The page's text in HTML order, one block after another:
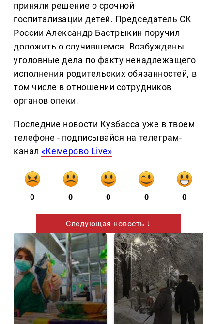
приняли решение о срочной
госпитализации детей. Председатель СК
России Александр Бастрыкин поручил
доложить о случившемся. Возбуждены
уголовные дела по факту ненадлежащего
исполнения родительских обязанностей, в
том числе в отношении сотрудников
органов опеки.
Последние новости Кузбасса уже в твоем
телефоне - подписывайся на телеграм-
канал «Кемерово Live»
0 0 0 0 0
Следующая новость ↓